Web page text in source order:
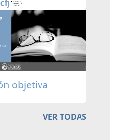
objetiva
VER TODAS